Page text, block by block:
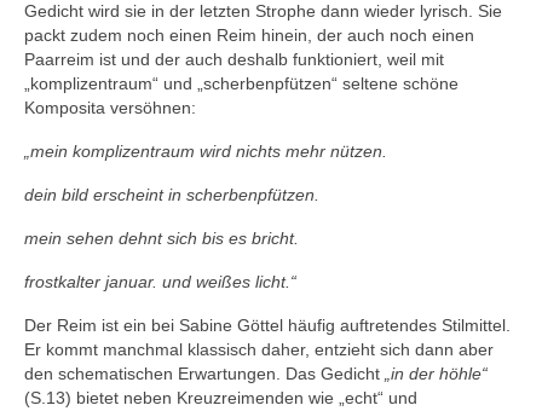
Gedicht wird sie in der letzten Strophe dann wieder lyrisch. Sie
packt zudem noch einen Reim hinein, der auch noch einen
Paarreim ist und der auch deshalb funktioniert, weil mit
„komplizentraum“ und „scherbenpfützen“ seltene schöne
Komposita versöhnen:
„mein komplizentraum wird nichts mehr nützen.
dein bild erscheint in scherbenpfützen.
mein sehen dehnt sich bis es bricht.
frostkalter januar. und weißes licht.“
Der Reim ist ein bei Sabine Göttel häufig auftretendes Stilmittel.
Er kommt manchmal klassisch daher, entzieht sich dann aber
den schematischen Erwartungen. Das Gedicht „in der höhle“
(S.13) bietet neben Kreuzreimenden wie „echt“ und